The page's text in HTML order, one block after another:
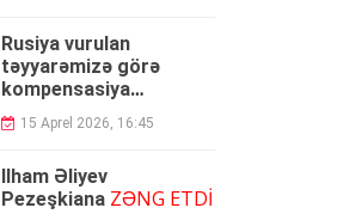
Rusiya vurulan
təyyarəmizə görə
kompensasiya
ödəyəcək
15 Aprel 2026, 16:45
İlham Əliyev
Pezeşkiana ZƏNG ETDİ